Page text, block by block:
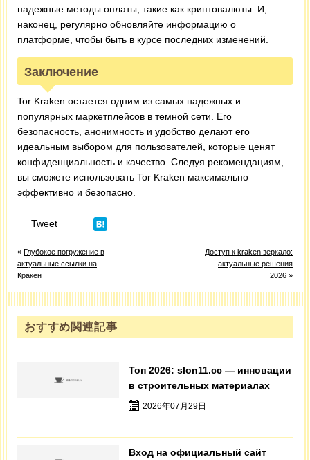
надежные методы оплаты, такие как криптовалюты. И,
наконец, регулярно обновляйте информацию о
платформе, чтобы быть в курсе последних изменений.
Заключение
Tor Kraken остается одним из самых надежных и
популярных маркетплейсов в темной сети. Его
безопасность, анонимность и удобство делают его
идеальным выбором для пользователей, которые ценят
конфиденциальность и качество. Следуя рекомендациям,
вы сможете использовать Tor Kraken максимально
эффективно и безопасно.
Tweet
« Глубокое погружение в
актуальные ссылки на
Кракен
Доступ к kraken зеркало:
актуальные решения
2026 »
おすすめ関連記事
Топ 2026: slon11.cc — инновации
в строительных материалах
2026年07月29日
Вход на официальный сайт